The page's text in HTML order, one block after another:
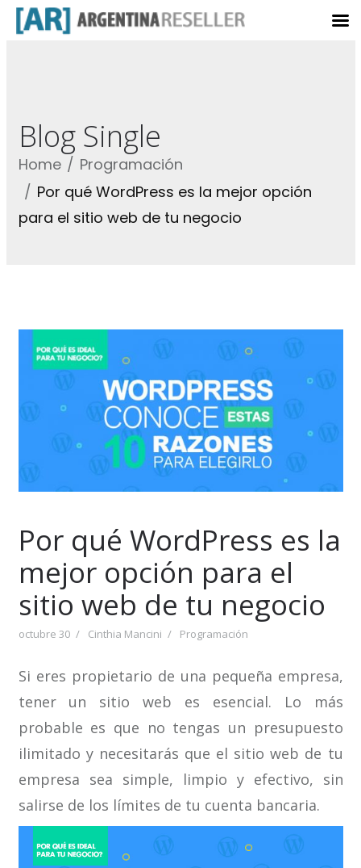
Blog Single
Home
Programación
Por qué WordPress es la mejor opción
para el sitio web de tu negocio
Por qué WordPress es la
mejor opción para el
sitio web de tu negocio
octubre 30 Cinthia Mancini Programación
Si eres propietario de una pequeña empresa,
tener un sitio web es esencial. Lo más
probable es que no tengas un presupuesto
ilimitado y necesitarás que el sitio web de tu
empresa sea simple, limpio y efectivo, sin
salirse de los límites de tu cuenta bancaria.